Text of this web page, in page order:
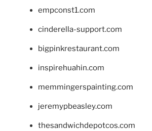
empconst1.com
cinderella-support.com
bigpinkrestaurant.com
inspirehuahin.com
memmingerspainting.com
jeremypbeasley.com
thesandwichdepotcos.com